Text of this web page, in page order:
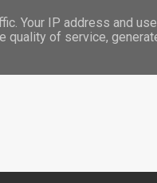
Your IP address and
quality of service,